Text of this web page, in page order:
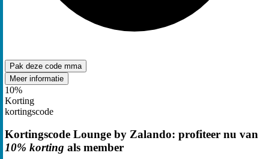
Pak deze code mma
Meer informatie
10%
Korting
kortingscode
Kortingscode Lounge by Zalando: profiteer nu van
10% korting als member